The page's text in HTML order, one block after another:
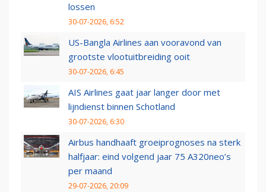
lossen
30-07-2026, 6:52
US-Bangla Airlines aan vooravond van
grootste vlootuitbreiding ooit
30-07-2026, 6:45
AIS Airlines gaat jaar langer door met
lijndienst binnen Schotland
30-07-2026, 6:30
Airbus handhaaft groeiprognoses na sterk
halfjaar: eind volgend jaar 75 A320neo’s
per maand
29-07-2026, 20:09